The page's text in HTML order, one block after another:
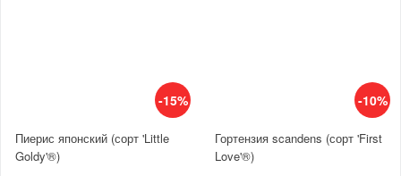
-15%
Пиерис японский (сорт 'Little
Goldy'®)
-10%
Гортензия scandens (сорт 'First
Love'®)